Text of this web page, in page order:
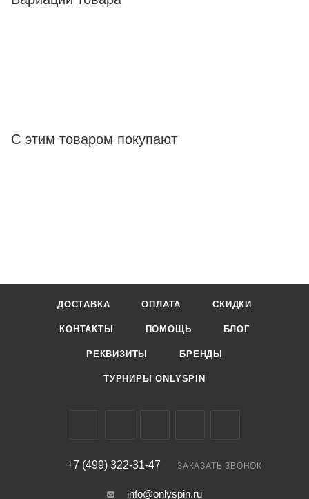
С этим товаром покупают
ДОСТАВКА ОПЛАТА СКИДКИ
КОНТАКТЫ ПОМОЩЬ БЛОГ
РЕКВИЗИТЫ БРЕНДЫ
ТУРНИРЫ ONLYSPIN
+7 (499) 322-31-47 ЗАКАЗАТЬ ЗВОНОК
info@onlyspin.ru